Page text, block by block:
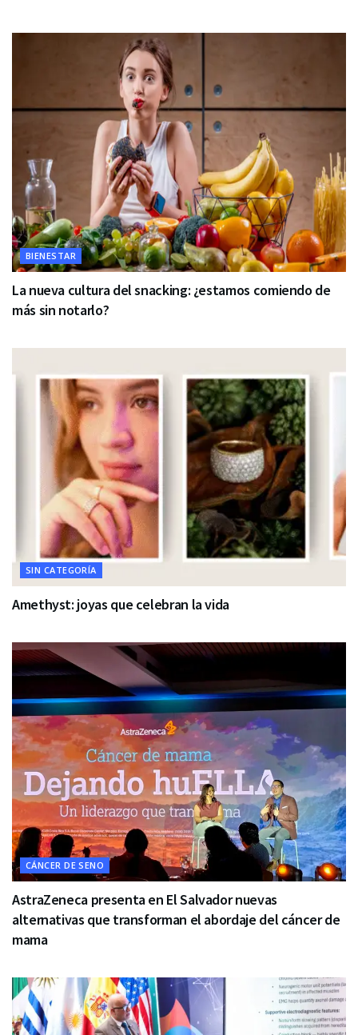
BIENESTAR
La nueva cultura del snacking: ¿estamos comiendo de
más sin notarlo?
SIN CATEGORÍA
Amethyst: joyas que celebran la vida
CÁNCER DE SENO
AstraZeneca presenta en El Salvador nuevas
alternativas que transforman el abordaje del cáncer de
mama